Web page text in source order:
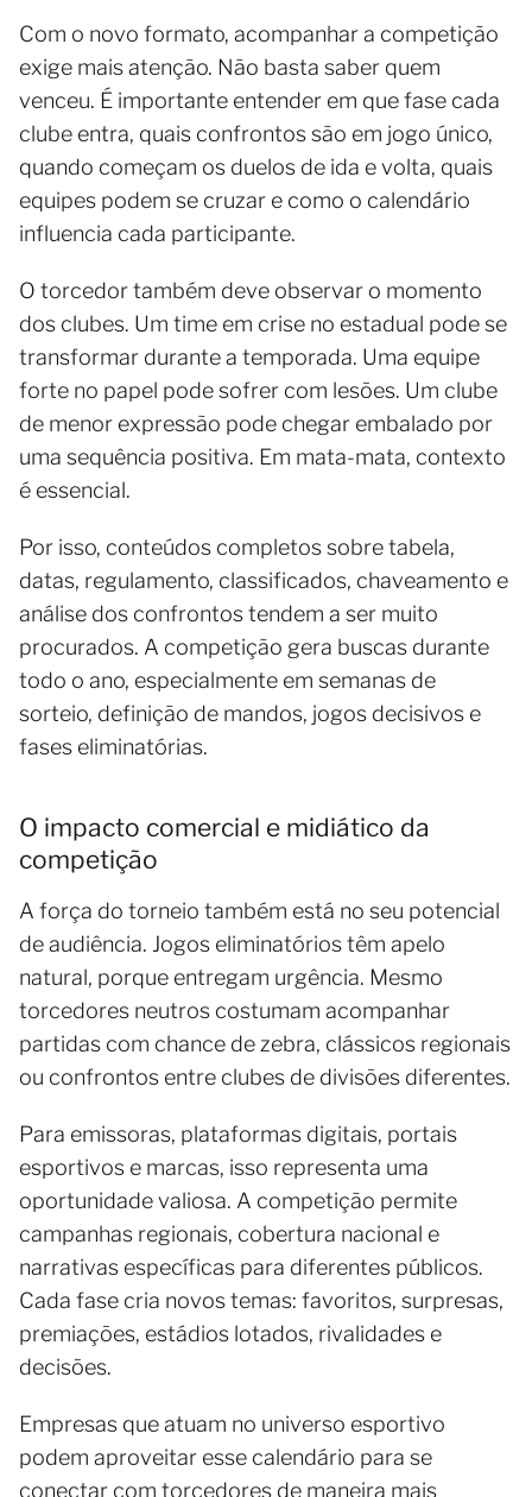
Com o novo formato, acompanhar a competição
exige mais atenção. Não basta saber quem
venceu. É importante entender em que fase cada
clube entra, quais confrontos são em jogo único,
quando começam os duelos de ida e volta, quais
equipes podem se cruzar e como o calendário
influencia cada participante.
O torcedor também deve observar o momento
dos clubes. Um time em crise no estadual pode se
transformar durante a temporada. Uma equipe
forte no papel pode sofrer com lesões. Um clube
de menor expressão pode chegar embalado por
uma sequência positiva. Em mata-mata, contexto
é essencial.
Por isso, conteúdos completos sobre tabela,
datas, regulamento, classificados, chaveamento e
análise dos confrontos tendem a ser muito
procurados. A competição gera buscas durante
todo o ano, especialmente em semanas de
sorteio, definição de mandos, jogos decisivos e
fases eliminatórias.
O impacto comercial e midiático da
competição
A força do torneio também está no seu potencial
de audiência. Jogos eliminatórios têm apelo
natural, porque entregam urgência. Mesmo
torcedores neutros costumam acompanhar
partidas com chance de zebra, clássicos regionais
ou confrontos entre clubes de divisões diferentes.
Para emissoras, plataformas digitais, portais
esportivos e marcas, isso representa uma
oportunidade valiosa. A competição permite
campanhas regionais, cobertura nacional e
narrativas específicas para diferentes públicos.
Cada fase cria novos temas: favoritos, surpresas,
premiações, estádios lotados, rivalidades e
decisões.
Empresas que atuam no universo esportivo
podem aproveitar esse calendário para se
conectar com torcedores de maneira mais